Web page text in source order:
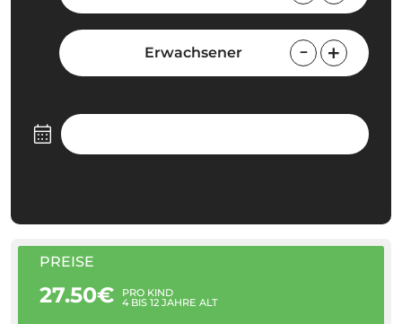
Erwachsener
PREISE
27.50€ PRO KIND
4 BIS 12 JAHRE ALT